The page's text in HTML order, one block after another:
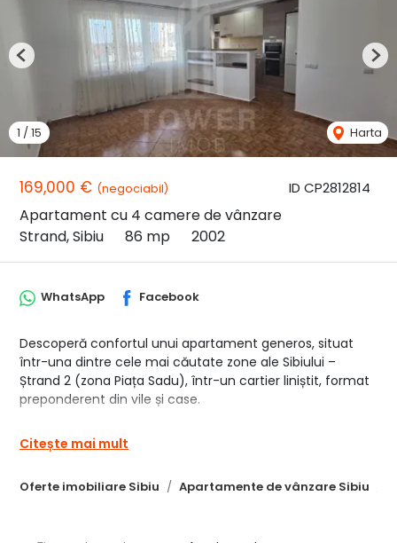
ID CP2812814
169,000 € (negociabil)
Apartament cu 4 camere de vânzare
Strand, Sibiu
86 mp 2002
1 / 15 Harta
Previous
Oferte imobiliare Sibiu Apartamente de vânzare Sibiu
WhatsApp Facebook
Descoperă confortul unui apartament generos, situat
într-una dintre cele mai căutate zone ale Sibiului –
Ștrand 2 (zona Piața Sadu), într-un cartier liniștit, format
preponderent din vile și case.
Apartamentul se afla la etajul 1 din 5 si are o suprafata
- camara
Citește mai mult